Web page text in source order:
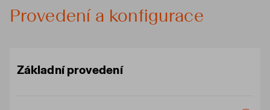
Provedení a konfigurace
Základní provedení